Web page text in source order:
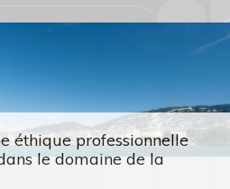
éthique professionnelle
le domaine de la